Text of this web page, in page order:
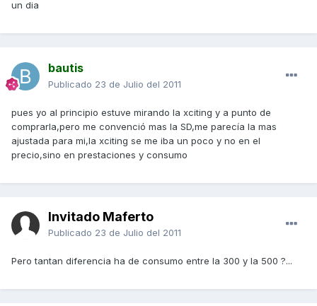
un dia
bautis
Publicado 23 de Julio del 2011
pues yo al principio estuve mirando la xciting y a punto de
comprarla,pero me convenció mas la SD,me parecía la mas
ajustada para mi,la xciting se me iba un poco y no en el
precio,sino en prestaciones y consumo
Invitado Maferto
Publicado 23 de Julio del 2011
Pero tantan diferencia ha de consumo entre la 300 y la 500 ?...